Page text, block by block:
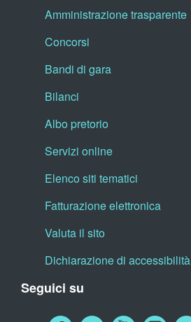
Amministrazione trasparente
Concorsi
Bandi di gara
Bilanci
Albo pretorio
Servizi online
Elenco siti tematici
Fatturazione elettronica
Valuta il sito
Dichiarazione di accessibilità
Seguici su